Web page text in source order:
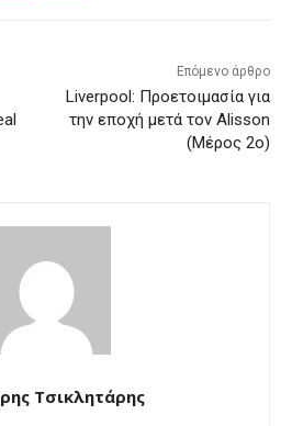
Επόμενο άρθρο
Liverpool: Προετοιμασία για
την εποχή μετά τον Alisson
(Μέρος 2ο)
Τσικλητάρης